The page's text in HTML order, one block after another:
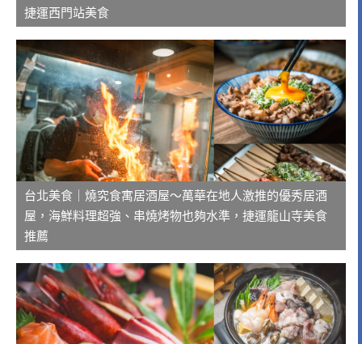
捷運西門站美食
台北美食｜燒究食寓居酒屋～萬華在地人激推的優秀居酒
屋，海鮮料理超強、串燒烤物也夠水準，捷運龍山寺美食
推薦